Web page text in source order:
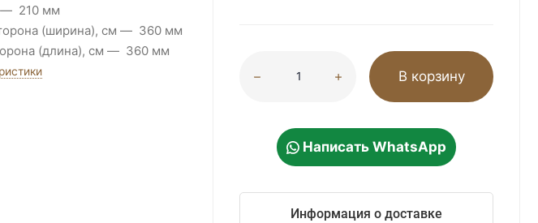
210 мм
(ширина), см
360 мм
(длина), см
360 мм
В корзину
Написать WhatsApp
Информация о доставке